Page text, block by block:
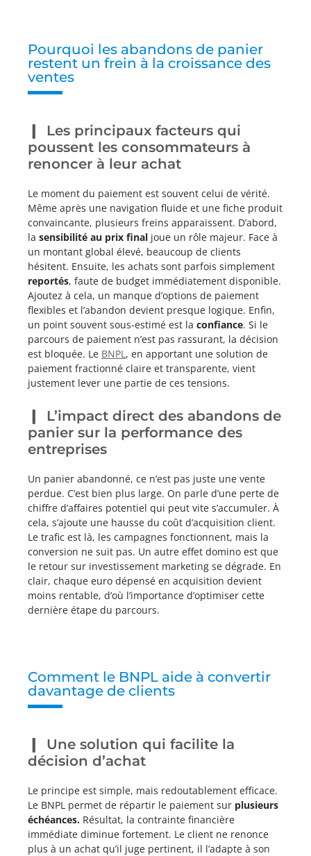
Pourquoi les abandons de panier
restent un frein à la croissance des
ventes
Les principaux facteurs qui
poussent les consommateurs à
renoncer à leur achat
Le moment du paiement est souvent celui de vérité.
Même après une navigation fluide et une fiche produit
convaincante, plusieurs freins apparaissent. D’abord,
la sensibilité au prix final joue un rôle majeur. Face à
un montant global élevé, beaucoup de clients
hésitent. Ensuite, les achats sont parfois simplement
reportés, faute de budget immédiatement disponible.
Ajoutez à cela, un manque d’options de paiement
flexibles et l’abandon devient presque logique. Enfin,
un point souvent sous-estimé est la confiance. Si le
parcours de paiement n’est pas rassurant, la décision
est bloquée. Le BNPL, en apportant une solution de
paiement fractionné claire et transparente, vient
justement lever une partie de ces tensions.
L’impact direct des abandons de
panier sur la performance des
entreprises
Un panier abandonné, ce n’est pas juste une vente
perdue. C’est bien plus large. On parle d’une perte de
chiffre d’affaires potentiel qui peut vite s’accumuler. À
cela, s’ajoute une hausse du coût d’acquisition client.
Le trafic est là, les campagnes fonctionnent, mais la
conversion ne suit pas. Un autre effet domino est que
le retour sur investissement marketing se dégrade. En
clair, chaque euro dépensé en acquisition devient
moins rentable, d’où l’importance d’optimiser cette
dernière étape du parcours.
Comment le BNPL aide à convertir
davantage de clients
Une solution qui facilite la
décision d’achat
Le principe est simple, mais redoutablement efficace.
Le BNPL permet de répartir le paiement sur plusieurs
échéances. Résultat, la contrainte financière
immédiate diminue fortement. Le client ne renonce
plus à un achat qu’il juge pertinent, il l’adapte à son